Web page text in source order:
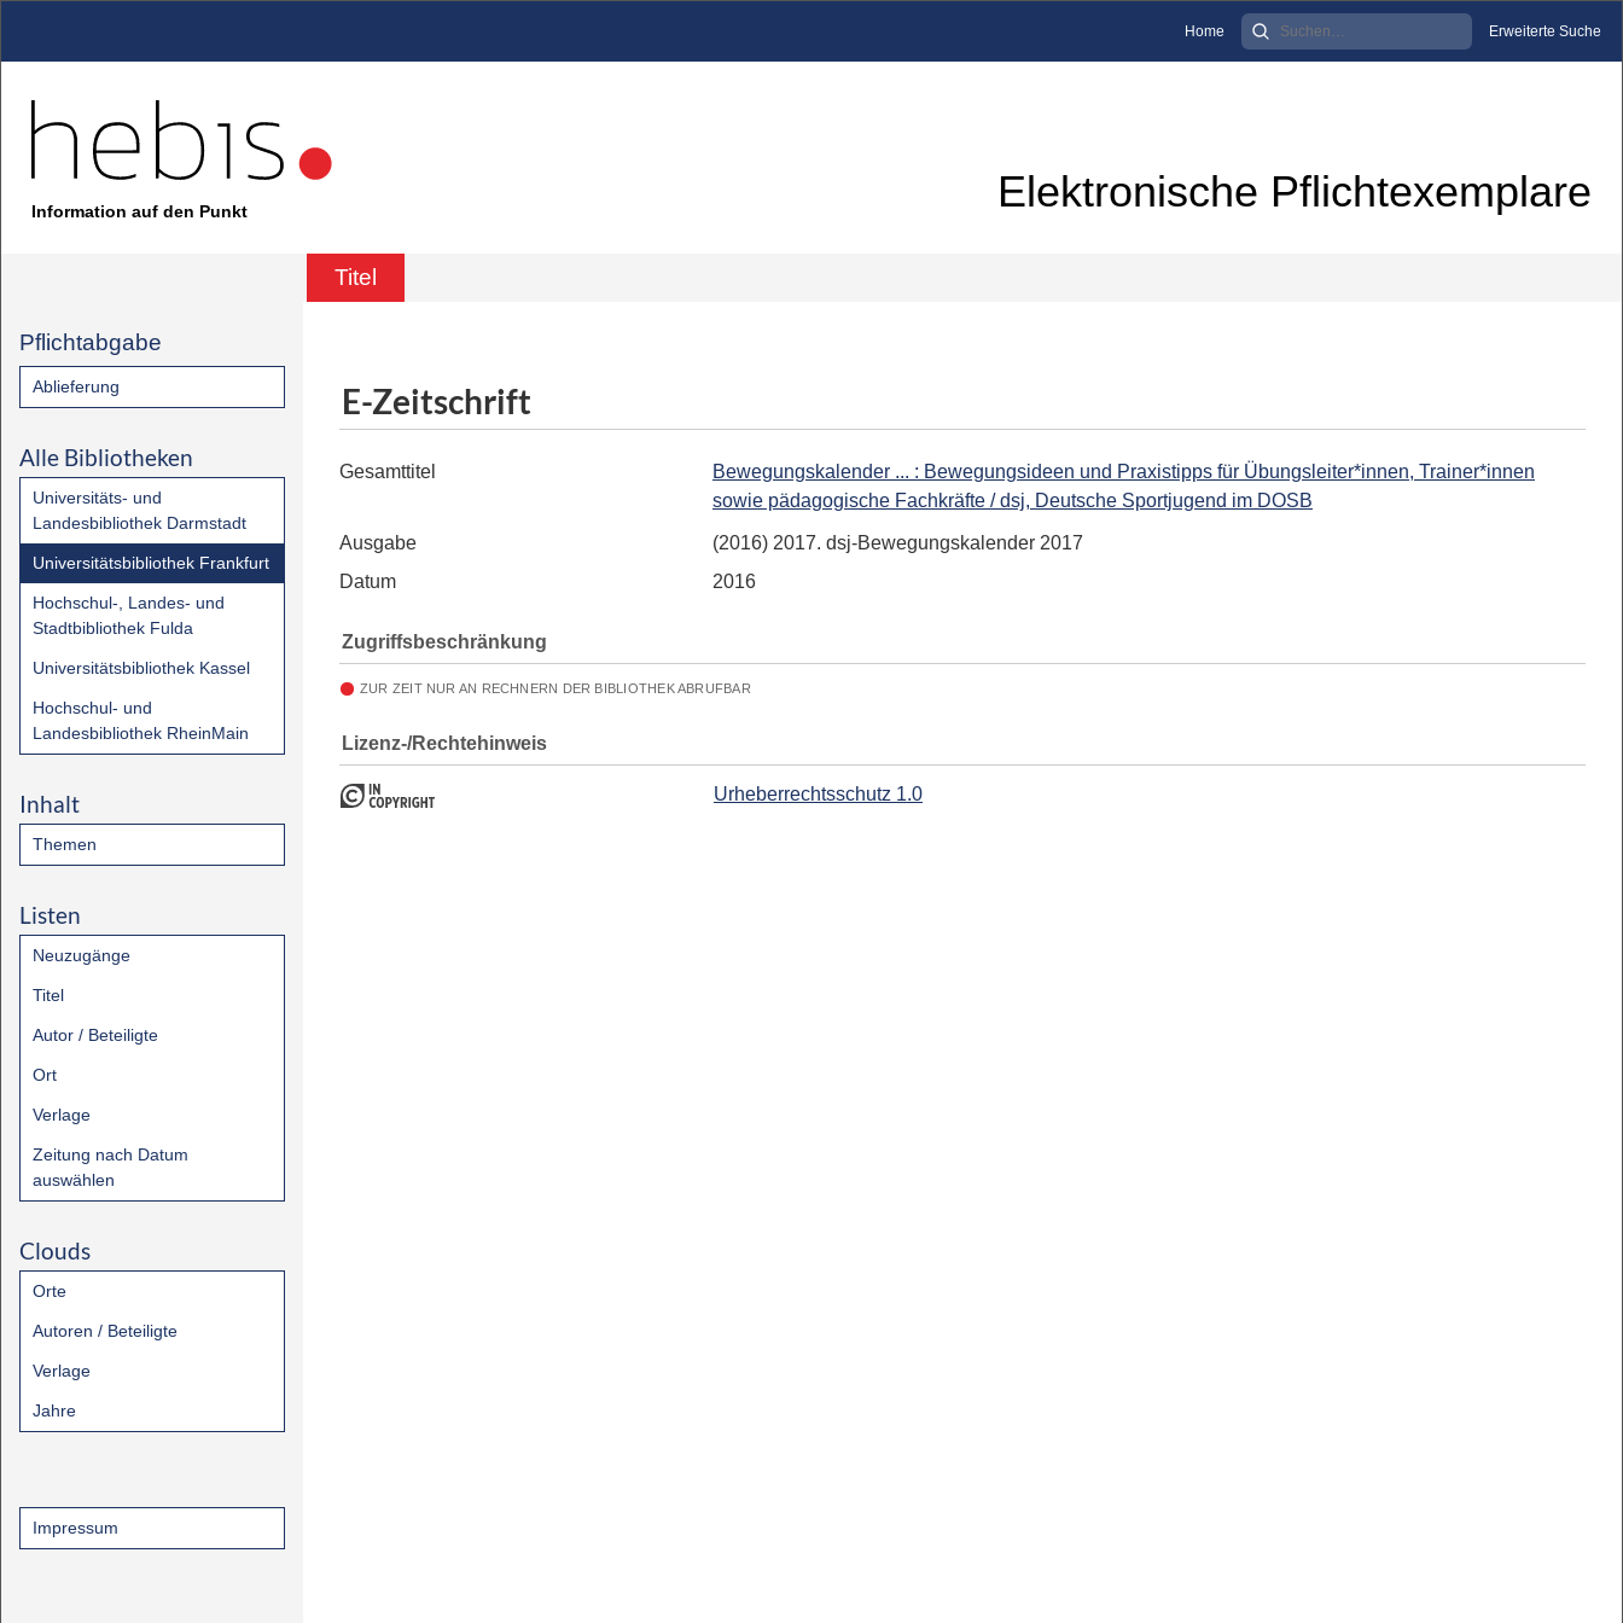
Home Erweiterte Suche
Information auf den Punkt Elektronische Pflichtexemplare
Titel
Pflichtabgabe
Ablieferung
Alle Bibliotheken
Universitäts- und
Landesbibliothek Darmstadt
Universitätsbibliothek Frankfurt
Hochschul-, Landes- und
Stadtbibliothek Fulda
Universitätsbibliothek Kassel
Hochschul- und
Landesbibliothek RheinMain
Inhalt
Themen
Listen
Neuzugänge
Titel
Autor / Beteiligte
Ort
Verlage
Zeitung nach Datum
auswählen
Clouds
Orte
Autoren / Beteiligte
Verlage
Jahre
Impressum
E-Zeitschrift
Gesamttitel
Bewegungskalender ... : Bewegungsideen und Praxistipps für Übungsleiter*innen, Trainer*innen
sowie pädagogische Fachkräfte / dsj, Deutsche Sportjugend im DOSB
Ausgabe
(2016) 2017. dsj-Bewegungskalender 2017
Datum
2016
Zugriffsbeschränkung
ZUR ZEIT NUR AN RECHNERN DER BIBLIOTHEK ABRUFBAR
Lizenz-/Rechtehinweis
Urheberrechtsschutz 1.0